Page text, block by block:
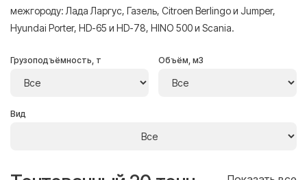
межгороду: Лада Ларгус, Газель, Citroen Berlingo и Jumper,
Hyundai Porter, HD-65 и HD-78, HINO 500 и Scania.
Грузоподъёмность, т Объём, м3
Вид